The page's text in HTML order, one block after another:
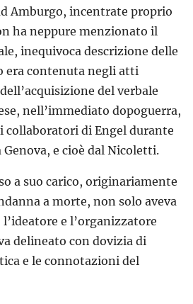
Amburgo, incentrate proprio
ha neppure menzionato il
inequivoca descrizione delle
era contenuta negli atti
del verbale
nell’immediato dopoguerra,
collaboratori di Engel durante
Genova, e cioè dal Nicoletti.
a suo carico, originariamente
a morte, non solo aveva
e l’organizzatore
delineato con dovizia di
e le connotazioni del